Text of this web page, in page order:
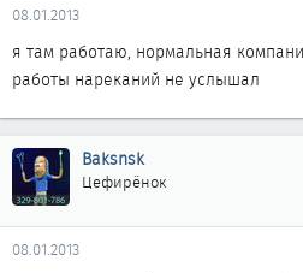
08.01.2013
я там работаю, нормальная
работы нареканий не услышал
Baksnsk
Цефирёнок
08.01.2013